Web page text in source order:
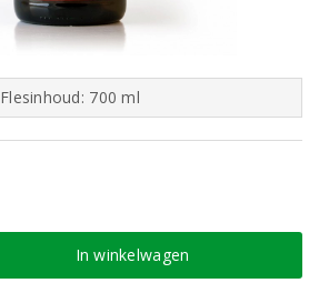
Flesinhoud: 700 ml
In winkelwagen